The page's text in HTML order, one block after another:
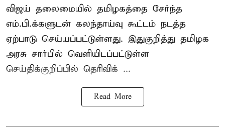
விஜய் தலைமையில் தமிழகத்தை சேர்ந்த
எம்.பி.க்களுடன் கலந்தாய்வு கூட்டம் நடத்த
ஏற்பாடு செய்யப்பட்டுள்ளது. இதுகுறித்து தமிழக
அரசு சார்பில் வெளியிடப்பட்டுள்ள
செய்திக்குறிப்பில் தெரிவிக் ...
Read More